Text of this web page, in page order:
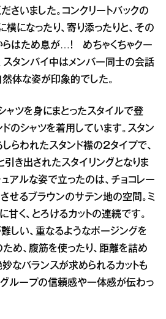
さいました。コンクリートバックの
横になったり、寄り添ったりと、その
らはため息が…！ めちゃくちゃクー
スタンバイ中はメンバー同士の会話
体な姿が印象的でした。
ャツを身にまとったスタイルで登
のシャツを着用しています。スタン
らわれたスタンド襟の２タイプで、
き出されたスタイリングとなりま
アルな姿で立ったのは、チョコレー
せるブラウンのサテン地の空間。ミ
甘く、とろけるカットの連続です。
しい、重なるようなポージングを
め、腹筋を使ったり、距離を詰め
なバランスが求められるカットも
グループの信頼感や一体感が伝わっ